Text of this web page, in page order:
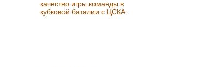
качество игры команды в
кубковой баталии с ЦСКА